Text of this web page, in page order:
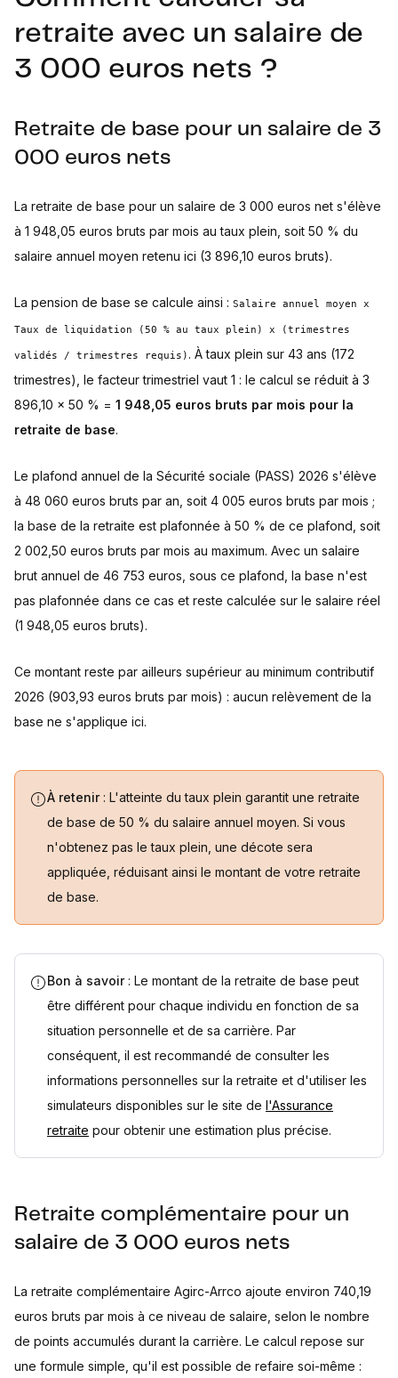
retraite avec un salaire de
3 000 euros nets ?
Retraite de base pour un salaire de 3
000 euros nets
La retraite de base pour un salaire de 3 000 euros net s'élève
à 1 948,05 euros bruts par mois au taux plein, soit 50 % du
salaire annuel moyen retenu ici (3 896,10 euros bruts).
La pension de base se calcule ainsi : Salaire annuel moyen x
Taux de liquidation (50 % au taux plein) x (trimestres
validés / trimestres requis) . À taux plein sur 43 ans (172
trimestres), le facteur trimestriel vaut 1 : le calcul se réduit à 3
896,10 x 50 % = 1 948,05 euros bruts par mois pour la
retraite de base.
Le plafond annuel de la Sécurité sociale (PASS) 2026 s'élève
à 48 060 euros bruts par an, soit 4 005 euros bruts par mois ;
la base de la retraite est plafonnée à 50 % de ce plafond, soit
2 002,50 euros bruts par mois au maximum. Avec un salaire
brut annuel de 46 753 euros, sous ce plafond, la base n'est
pas plafonnée dans ce cas et reste calculée sur le salaire réel
(1 948,05 euros bruts).
Ce montant reste par ailleurs supérieur au minimum contributif
2026 (903,93 euros bruts par mois) : aucun relèvement de la
base ne s'applique ici.
À retenir : L'atteinte du taux plein garantit une retraite
de base de 50 % du salaire annuel moyen. Si vous
n'obtenez pas le taux plein, une décote sera
appliquée, réduisant ainsi le montant de votre retraite
de base.
Bon à savoir : Le montant de la retraite de base peut
être différent pour chaque individu en fonction de sa
situation personnelle et de sa carrière. Par
conséquent, il est recommandé de consulter les
informations personnelles sur la retraite et d'utiliser les
simulateurs disponibles sur le site de l'Assurance
retraite pour obtenir une estimation plus précise.
Retraite complémentaire pour un
salaire de 3 000 euros nets
La retraite complémentaire Agirc-Arrco ajoute environ 740,19
euros bruts par mois à ce niveau de salaire, selon le nombre
de points accumulés durant la carrière. Le calcul repose sur
une formule simple, qu'il est possible de refaire soi-même :